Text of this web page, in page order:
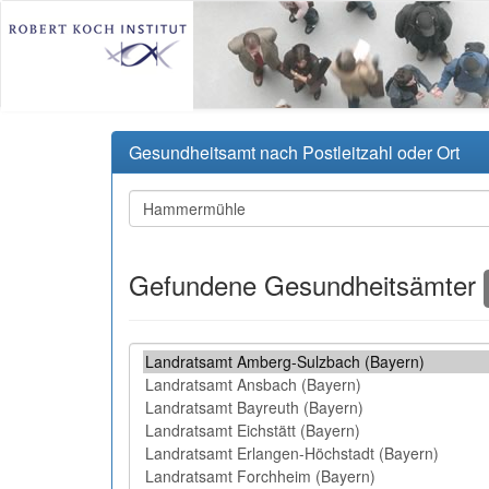
Gesundheitsamt nach Postleitzahl oder Ort
Gefundene Gesundheitsämter